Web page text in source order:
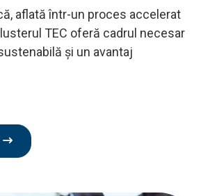
aflată într-un proces accelerat
TEC oferă cadrul necesar
și un avantaj